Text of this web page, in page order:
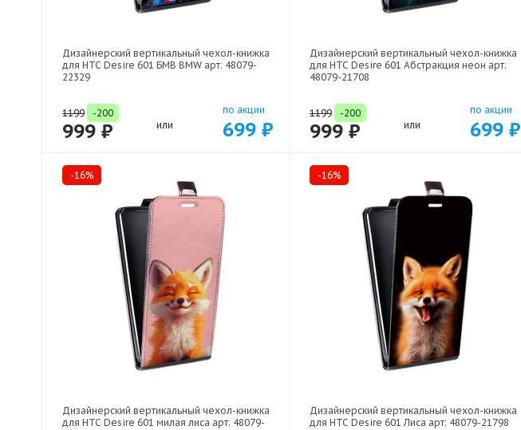
Дизайнерский вертикальный чехол-книжка
для HTC Desire 601 БМВ BMW арт: 48079-
22329
1199 -200
999 ₽ или
по акции
699 ₽
Дизайнерский вертикальный чехол-книжка
для HTC Desire 601 Абстракция неон арт:
48079-21708
1199 -200
999 ₽ или
по акции
699 ₽
-16%
Дизайнерский вертикальный чехол-книжка
для HTC Desire 601 милая лиса арт: 48079-
-16%
Дизайнерский вертикальный чехол-книжка
для HTC Desire 601 Лиса арт: 48079-21798